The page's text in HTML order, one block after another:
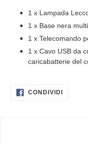
1 x Lampada
1 x Base nera
1 x Telecomando
1 x Cavo USB da
caricabatterie del
CONDIVIDI